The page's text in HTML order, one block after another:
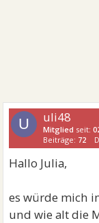
U uli48
Mitglied seit:
Beiträge: 72
Hallo Julia,
es würde mich
und wie alt die